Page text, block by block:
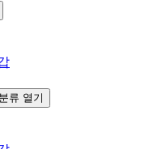
류 열기